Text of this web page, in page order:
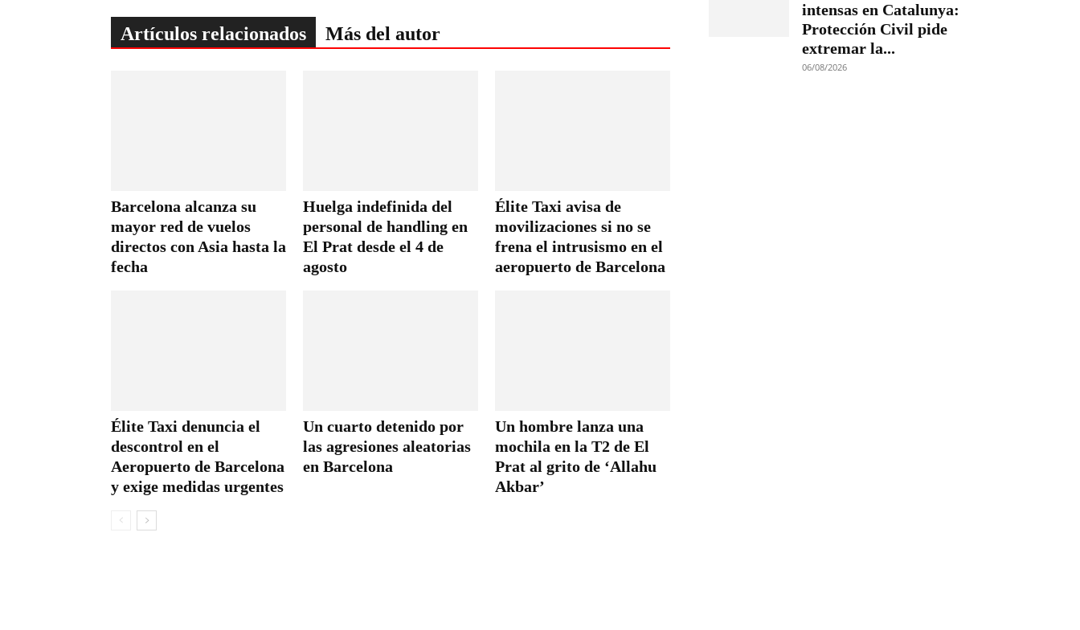
Artículos relacionados Más del autor
Barcelona alcanza su
mayor red de vuelos
directos con Asia hasta la
fecha
Huelga indefinida del
personal de handling en
El Prat desde el 4 de
agosto
Élite Taxi avisa de
movilizaciones si no se
frena el intrusismo en el
aeropuerto de Barcelona
Élite Taxi denuncia el
descontrol en el
Aeropuerto de Barcelona
y exige medidas urgentes
Un cuarto detenido por
las agresiones aleatorias
en Barcelona
Un hombre lanza una
mochila en la T2 de El
Prat al grito de ‘Allahu
Akbar’
intensas en Catalunya:
Protección Civil pide
extremar la...
06/08/2026